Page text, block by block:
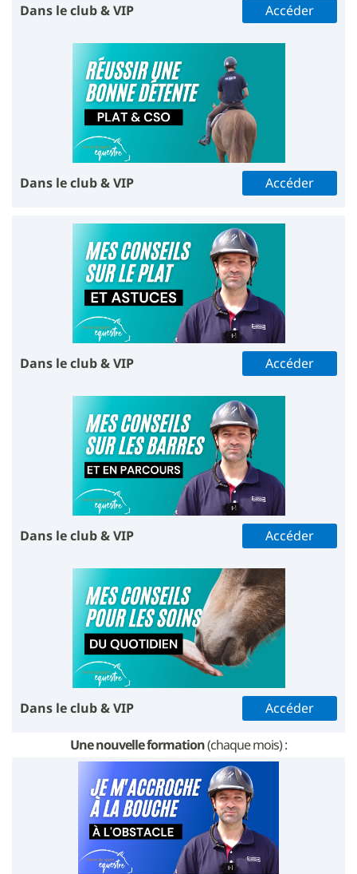
Dans le club & VIP Accéder
Dans le club & VIP Accéder
Dans le club & VIP Accéder
Dans le club & VIP Accéder
Dans le club & VIP Accéder
Une nouvelle formation(chaque mois) :